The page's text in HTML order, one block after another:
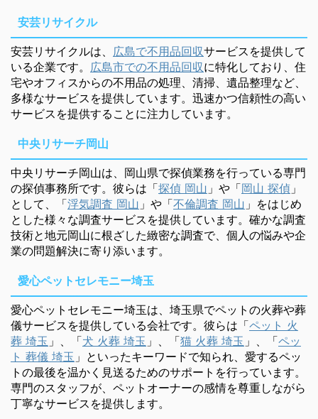
安芸リサイクル
安芸リサイクルは、 広島で不用品回収サービスを提供して
いる企業です。 広島市での不用品回収に特化しており、住
宅やオフィスからの不用品の処理、清掃、遺品整理など、
多様なサービスを提供しています。迅速かつ信頼性の高い
サービスを提供することに注力しています。
中央リサーチ岡山
中央リサーチ岡山は、岡山県で探偵業務を行っている専門
の探偵事務所です。彼らは「探偵 岡山 」や「岡山 探偵 」
として、「浮気調査 岡山 」や「不倫調査 岡山 」をはじめ
とした様々な調査サービスを提供しています。確かな調査
技術と地元岡山に根ざした緻密な調査で、個人の悩みや企
業の問題解決に寄り添います。
愛心ペットセレモニー埼玉
愛心ペットセレモニー埼玉は、埼玉県でペットの火葬や葬
儀サービスを提供している会社です。彼らは「ペット 火
葬 埼玉 」、「犬 火葬 埼玉 」、「猫 火葬 埼玉 」、「ペッ
ト 葬儀 埼玉 」といったキーワードで知られ、愛するペッ
トの最後を温かく見送るためのサポートを行っています。
専門のスタッフが、ペットオーナーの感情を尊重しながら
丁寧なサービスを提供します。